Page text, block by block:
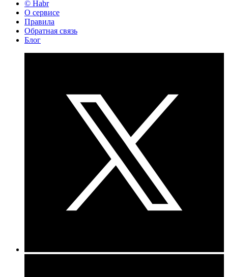
© Habr
О сервисе
Правила
Обратная связь
Блог